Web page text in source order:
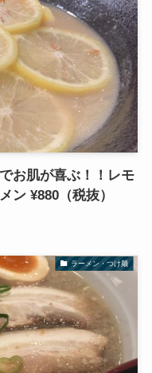
お肌が喜ぶ！！レモ
ン ¥880（税抜）
ラーメン・つけ麺